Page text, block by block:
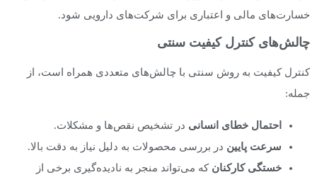
خسارت‌های مالی و اعتباری برای شرکت‌های دارویی شود.
چالش‌های کنترل کیفیت سنتی
کنترل کیفیت به روش سنتی با چالش‌های متعددی همراه است، از
جمله:
احتمال خطای انسانی در تشخیص نقص‌ها و مشکلات.
سرعت پایین در بررسی محصولات به دلیل نیاز به دقت بالا.
خستگی کارکنان که می‌تواند منجر به نادیده‌گیری برخی از